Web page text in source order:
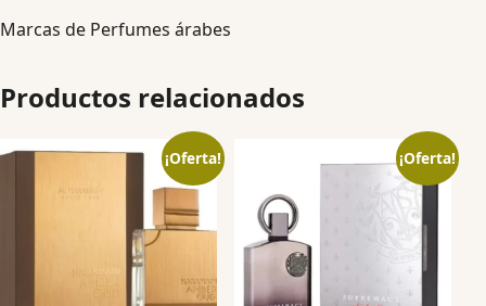
Marcas de Perfumes árabes
Productos relacionados
¡Oferta! ¡Oferta!